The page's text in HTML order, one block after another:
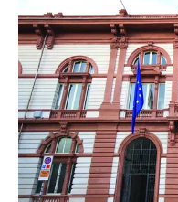
SPORT
RISULTATI E CLASSIFICHE
CALCIO
CALCIO REGIONALE
BASKET
VOLLEY
MOTORI